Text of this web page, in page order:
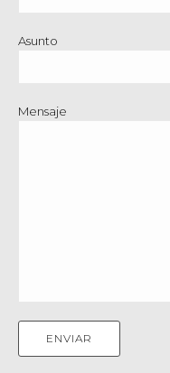
Asunto
Mensaje